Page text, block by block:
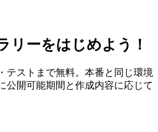
リーをはじめよう！
テストまで無料。本番と同じ環境
公開可能期間と作成内容に応じて